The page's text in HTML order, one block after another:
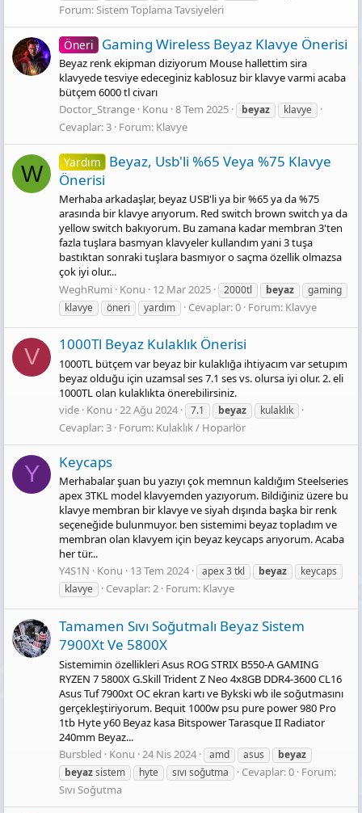
Forum: Sistem Toplama Tavsiyeleri
Öneri Gaming Wireless Beyaz Klavye Önerisi
Beyaz renk ekipman diziyorum Mouse hallettim sira
klavyede tesviye edeceginiz kablosuz bir klavye varmi acaba
bütçem 6000 tl civarı
Doctor_Strange Konu 8 Tem 2025 beyaz klavye
Cevaplar: 3 Forum: Klavye
W Yardım
Beyaz, Usb'li %65 Veya %75 Klavye
Önerisi
Merhaba arkadaşlar, beyaz USB'li ya bir %65 ya da %75
arasında bir klavye arıyorum. Red switch brown switch ya da
yellow switch bakıyorum. Bu zamana kadar membran 3'ten
fazla tuşlara basmyan klavyeler kullandım yani 3 tuşa
bastıktan sonraki tuşlara basmıyor o saçma özellik olmazsa
çok iyi olur...
WeghRumi Konu 12 Mar 2025 2000tl beyaz
gaming
klavye
öneri yardım Cevaplar: 0 Forum: Klavye
V 1000Tl Beyaz Kulaklık Önerisi
1000TL bütçem var beyaz bir kulaklığa ihtiyacım var setupım
beyaz olduğu için uzamsal ses 7.1 ses vs. olursa iyi olur. 2. eli
1000TL olan kulaklıkta önerebilirsiniz.
vide Konu 22 Ağu 2024 7.1 beyaz kulaklık
Cevaplar: 3 Forum: Kulaklık / Hoparlör
Y Keycaps
Merhabalar şuan bu yazıyı çok memnun kaldığım Steelseries
apex 3TKL model klavyemden yazıyorum. Bildiğiniz üzere bu
klavye membran bir klavye ve siyah dışında başka bir renk
seçeneğide bulunmuyor. ben sistemimi beyaz topladım ve
membran olan klavyem için beyaz keycaps arıyorum. Acaba
her tür...
Y4S1N
Konu 13 Tem 2024 apex 3 tkl beyaz
keycaps
klavye
Cevaplar: 2 Forum: Klavye
Tamamen Sıvı Soğutmalı Beyaz Sistem
7900Xt Ve 5800X
Sistemimin özellikleri Asus ROG STRIX B550-A GAMING
RYZEN 7 5800X G.Skill Trident Z Neo 4x8GB DDR4-3600 CL16
Asus Tuf 7900xt OC ekran kartı ve Bykski wb ile soğutmasını
gerçekleştiriyorum. Bequit 1000w psu pure power 980 Pro
1tb Hyte y60 Beyaz kasa Bitspower Tarasque II Radiator
240mm Beyaz...
Bursbled
Konu 24 Nis 2024 amd asus
beyaz
beyazsistem hyte sıvı soğutma Cevaplar: 0 Forum:
Sıvı Soğutma